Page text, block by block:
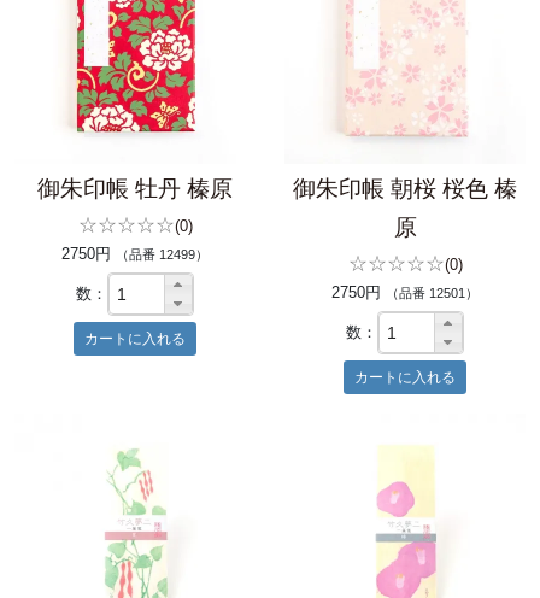
御朱印帳 牡丹 榛原
☆☆☆☆☆(0)
2750円
（品番 12499）
数：
御朱印帳 朝桜 桜色 榛
原
☆☆☆☆☆(0)
2750円
（品番 12501）
数：